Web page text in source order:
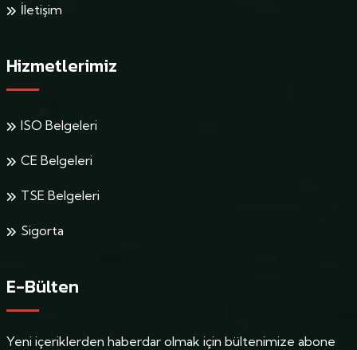
İletişim
Hizmetlerimiz
ISO Belgeleri
CE Belgeleri
TSE Belgeleri
Sigorta
E-Bülten
Yeni içeriklerden haberdar olmak için bültenimize abone